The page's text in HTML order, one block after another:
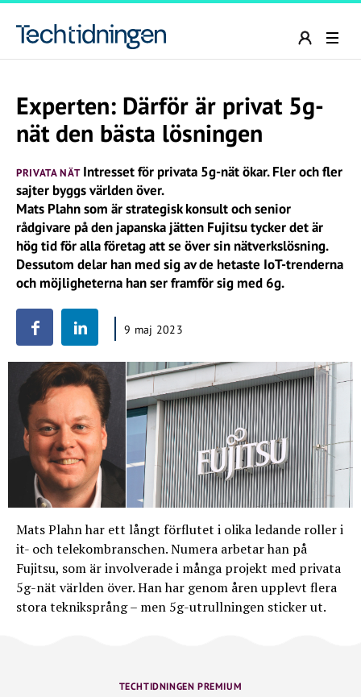
Experten: Därför är privat 5g-
nät den bästa lösningen
PRIVATA NÄTIntresset för privata 5g-nät ökar. Fler och fler
sajter byggs världen över.
Mats Plahn som är strategisk konsult och senior
rådgivare på den japanska jätten Fujitsu tycker det är
hög tid för alla företag att se över sin nätverkslösning.
Dessutom delar han med sig av de hetaste IoT-trenderna
och möjligheterna han ser framför sig med 6g.
9 maj 2023
Mats Plahn har ett långt förflutet i olika ledande roller i
it- och telekombranschen. Numera arbetar han på
Fujitsu, som är involverade i många projekt med privata
5g-nät världen över. Han har genom åren upplevt flera
stora tekniksprång – men 5g-utrullningen sticker ut.
TECHTIDNINGEN PREMIUM